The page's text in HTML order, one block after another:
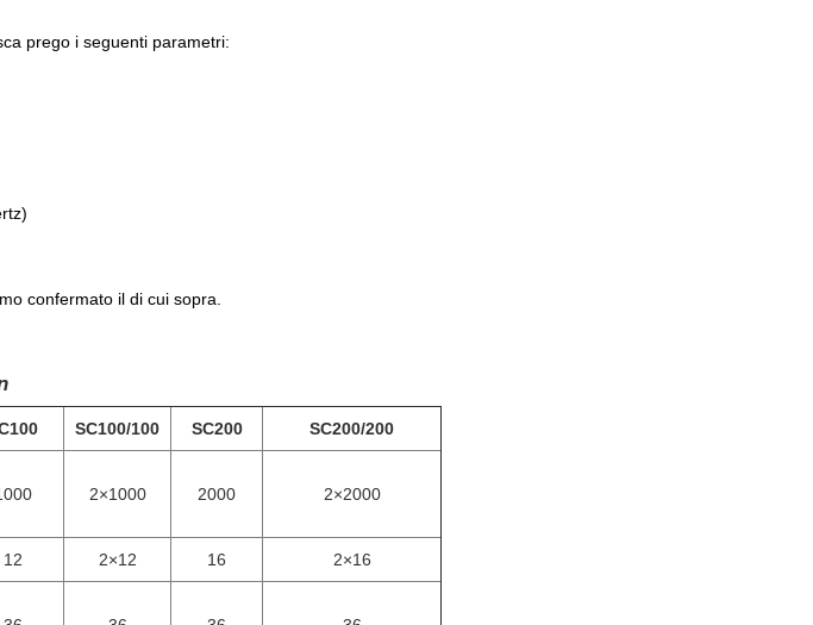
prego i seguenti parametri:
confermato il di cui sopra.
SC100/100 SC200 SC200/200
2×1000 2000 2×2000
12 2×12 16 2×16